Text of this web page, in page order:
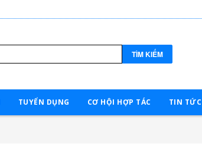
TÌM KIẾM
TUYỂN DỤNG CƠ HỘI HỢP TÁC TIN TỨC